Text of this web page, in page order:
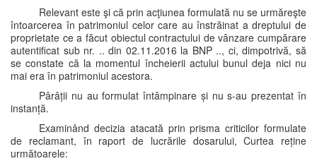
Relevant este şi că prin acţiunea formulată nu se urmăreşte
întoarcerea în patrimoniul celor care au înstrăinat a dreptului de
proprietate ce a făcut obiectul contractului de vânzare cumpărare
autentificat sub nr. .. din 02.11.2016 la BNP .., ci, dimpotrivă, să
se constate că la momentul încheierii actului bunul deja nici nu
mai era în patrimoniul acestora.
Pârâții nu au formulat întâmpinare și nu s-au prezentat în
instanță.
Examinând decizia atacată prin prisma criticilor formulate
de reclamant, în raport de lucrările dosarului, Curtea reține
următoarele: